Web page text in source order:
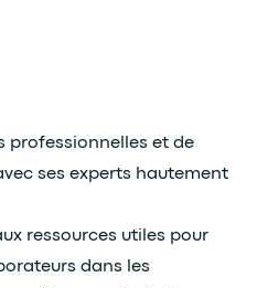
professionnelles et de
ses experts hautement
ressources utiles pour
dans les